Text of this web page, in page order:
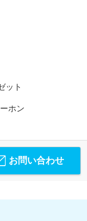
ット
ホン
お問い合わせ